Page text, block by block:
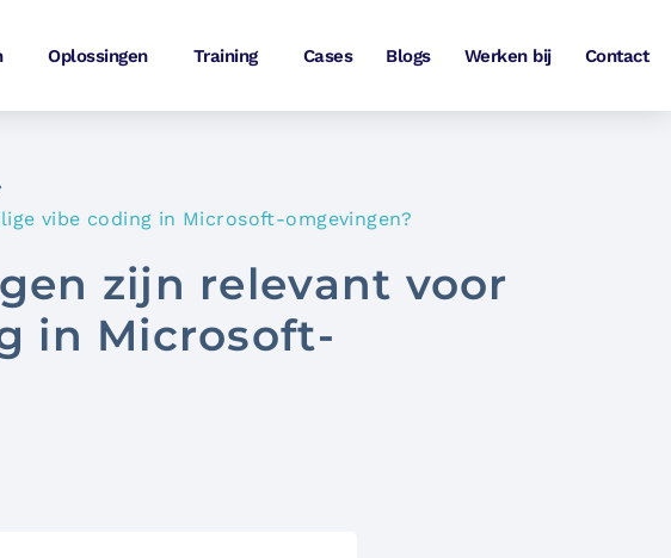
Oplossingen Training Cases Blogs Werken bij Contact
vibe coding in Microsoft-omgevingen?
zijn relevant voor
in Microsoft-